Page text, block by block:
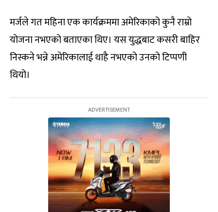
मर्जले गत महिना एक कार्यक्रममा अमेरिकाको कुनै राम्रो
योजना नभएको बताएका थिए। यस युद्धबाट कसरी बाहिर
निस्कने भन्ने अमेरिकालाई थाहै नभएको उनको टिप्पणी
थियो।